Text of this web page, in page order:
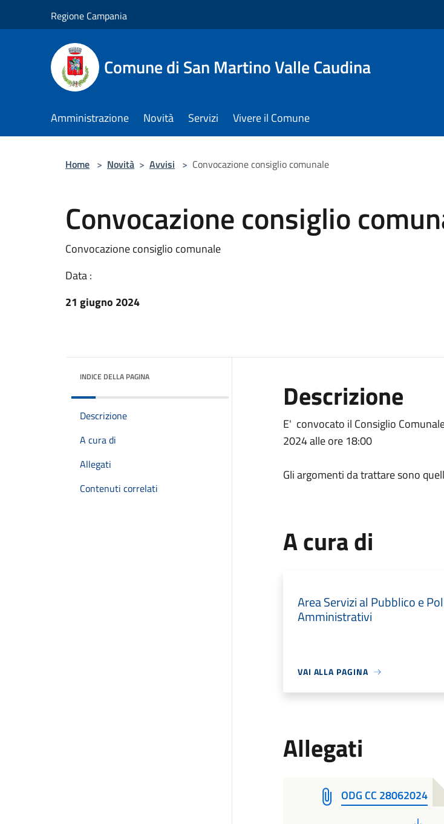
Regione Campania
Comune di San Martino Valle Caudina
Amministrazione Novità Servizi Vivere il Comune
Home > Novità > Avvisi > Convocazione consiglio comunale
Convocazione consiglio
Convocazione consiglio comunale
Data :
21 giugno 2024
INDICE DELLA PAGINA
Descrizione
A cura di
Allegati
Contenuti correlati
Descrizione
E' convocato il Consiglio
2024 alle ore 18:00
Gli argomenti da trattare sono
A cura di
Area Servizi al Pubblico e
Amministrativi
VAI ALLA PAGINA
Allegati
ODG CC 28062024